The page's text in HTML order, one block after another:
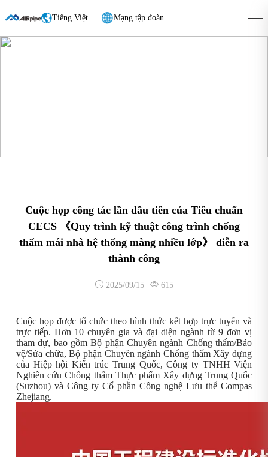
Tiếng Việt Mạng tập đoàn
Cuộc họp công tác lần đầu tiên của Tiêu chuẩn
CECS 《Quy trình kỹ thuật công trình chống
thấm mái nhà hệ thống màng nhiều lớp》 diễn ra
thành công
2025/09/15 615
Cuộc họp được tổ chức theo hình thức kết hợp trực tuyến và
trực tiếp. Hơn 10 chuyên gia và đại diện ngành từ 9 đơn vị
tham dự, bao gồm Bộ phận Chuyên ngành Chống thấm/Bảo
vệ/Sửa chữa, Bộ phận Chuyên ngành Chống thấm Xây dựng
của Hiệp hội Kiến trúc Trung Quốc, Công ty TNHH Viện
Nghiên cứu Chống thấm Thực phẩm Xây dựng Trung Quốc
(Suzhou) và Công ty Cổ phần Công nghệ Lưu thể Compas
Zhejiang.